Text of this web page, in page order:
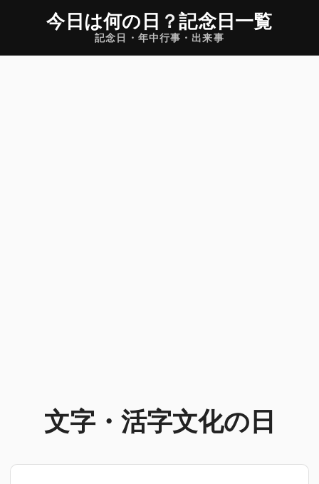
今日は何の日 ？記念日一覧
記念日・年中行事・出来事
文字・活字文化の日